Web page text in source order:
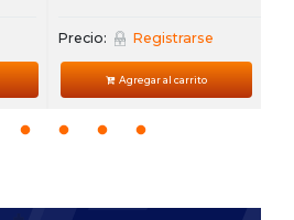
Precio: Registrarse
Agregar al carrito